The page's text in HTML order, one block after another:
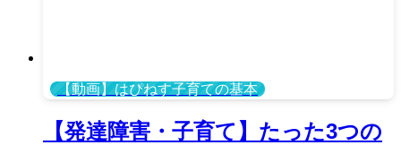
【動画】はぴねす子育ての基本
【発達障害・子育て】たった3つの